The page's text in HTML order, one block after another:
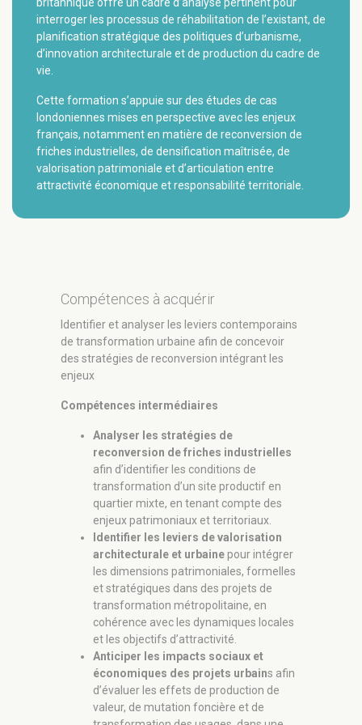
britannique offre un cadre d’analyse pertinent pour
interroger les processus de réhabilitation de l’existant, de
planification stratégique des politiques d’urbanisme,
d’innovation architecturale et de production du cadre de
vie.
Cette formation s’appuie sur des études de cas
londoniennes mises en perspective avec les enjeux
français, notamment en matière de reconversion de
friches industrielles, de densification maîtrisée, de
valorisation patrimoniale et d’articulation entre
attractivité économique et responsabilité territoriale.
Compétences à acquérir
Identifier et analyser les leviers contemporains
de transformation urbaine afin de concevoir
des stratégies de reconversion intégrant les
enjeux
Compétences intermédiaires
Analyser les stratégies de
reconversion de friches industrielles
afin d’identifier les conditions de
transformation d’un site productif en
quartier mixte, en tenant compte des
enjeux patrimoniaux et territoriaux.
Identifier les leviers de valorisation
architecturale et urbainepour intégrer
les dimensions patrimoniales, formelles
et stratégiques dans des projets de
transformation métropolitaine, en
cohérence avec les dynamiques locales
et les objectifs d’attractivité.
Anticiper les impacts sociaux et
économiques des projets urbains afin
d’évaluer les effets de production de
valeur, de mutation foncière et de